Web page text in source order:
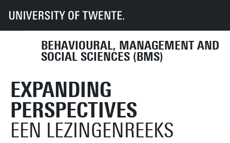
BEHAVIOURAL, MANAGEMENT AND
SOCIAL SCIENCES (BMS)
UT Faculteiten BMS Agenda
EXPANDING
PERSPECTIVES
EEN LEZINGENREEKS